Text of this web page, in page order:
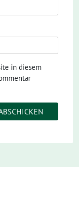
in diesem